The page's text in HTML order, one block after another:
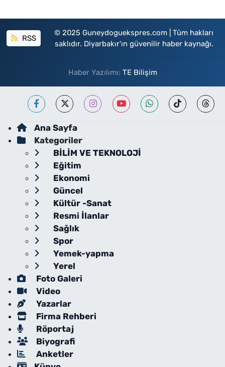
RSS
© 2025 Guneydoguekspres.com | Tüm hakları
saklıdır. Diyarbakır'ın güvenilir haber kaynağı.
Haber Yazılımı: TE Bilişim
Ana Sayfa
Kategoriler
BİLİM VE TEKNOLOJİ
Eğitim
Ekonomi
Güncel
Kültür -Sanat
Resmi İlanlar
Sağlık
Spor
Yemek-yapma
Yerel
Foto Galeri
Video
Yazarlar
Firma Rehberi
Röportaj
Biyografi
Anketler